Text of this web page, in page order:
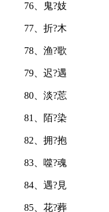
76、鬼?妓
77、折?木
78、渔?歌
79、迟?遇
80、淡?莣
81、陌?染
82、拥?抱
83、噬?魂
84、遇?見
85、花?葬